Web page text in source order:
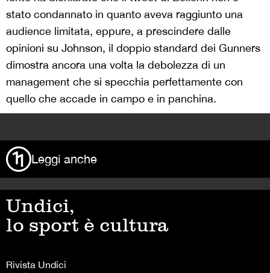
stato condannato in quanto aveva raggiunto una
audience limitata, eppure, a prescindere dalle
opinioni su Johnson, il doppio standard dei Gunners
dimostra ancora una volta la debolezza di un
management che si specchia perfettamente con
quello che accade in campo e in panchina.
Leggi anche
Undici,
lo sport è cultura
Rivista Undici